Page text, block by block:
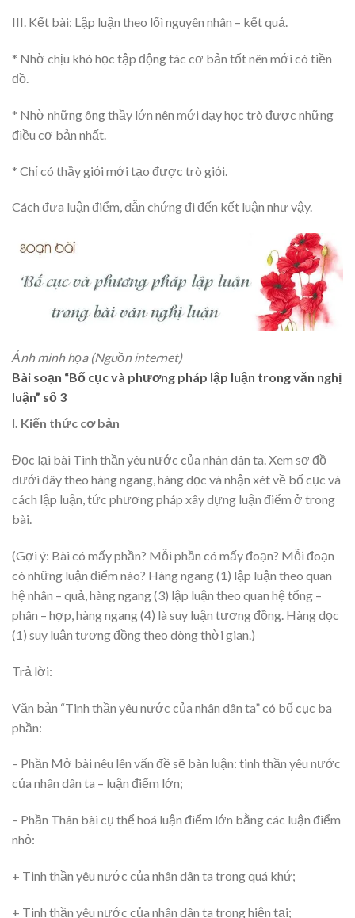
III. Kết bài: Lập luận theo lốì nguyên nhân – kết quả.
* Nhờ chịu khó học tập động tác cơ bản tốt nên mới có tiền
đồ.
* Nhờ những ông thầy lớn nên mới dạy học trò được những
điều cơ bản nhất.
* Chỉ có thầy giỏi mới tạo được trò giỏi.
Cách đưa luận điểm, dẫn chứng đi đến kết luận như vậy.
Ảnh minh họa (Nguồn internet)
Bài soạn “Bố cục và phương pháp lập luận trong văn nghị
luận” số 3
I. Kiến thức cơ bản
Đọc lại bài Tinh thần yêu nước của nhân dân ta. Xem sơ đồ
dưới đây theo hàng ngang, hàng dọc và nhận xét về bố cục và
cách lập luận, tức phương pháp xây dựng luận điểm ở trong
bài.
(Gợi ý: Bài có mấy phần? Mỗi phần có mấy đoạn? Mỗi đoạn
có những luận điểm nào? Hàng ngang (1) lập luận theo quan
hệ nhân – quả, hàng ngang (3) lập luận theo quan hệ tổng –
phân – hợp, hàng ngang (4) là suy luận tương đồng. Hàng dọc
(1) suy luận tương đồng theo dòng thời gian.)
Trả lời:
Văn bản “Tinh thần yêu nước của nhân dân ta” có bố cục ba
phần:
– Phần Mở bài nêu lên vấn đề sẽ bàn luận: tinh thần yêu nước
của nhân dân ta – luận điểm lớn;
– Phần Thân bài cụ thể hoá luận điểm lớn bằng các luận điểm
nhỏ:
+ Tinh thần yêu nước của nhân dân ta trong quá khứ;
+ Tinh thần yêu nước của nhân dân ta trong hiện tại;